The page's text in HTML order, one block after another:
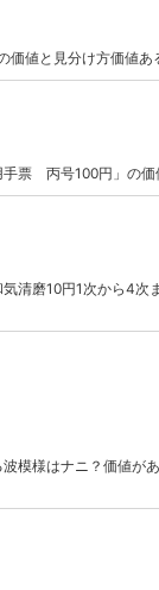
価値と見分け方価値あ
手票 丙号100円」の価
清磨10円1次から4次
模様はナニ？価値が